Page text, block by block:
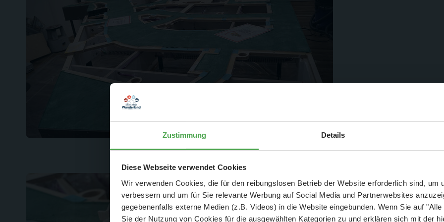
Zustimmung Details
Diese Webseite verwendet Cookies
Wir verwenden Cookies, die für den reibungslosen Betrieb der Website erforderlich sind, um
verbessern und um für Sie relevante Werbung auf Social Media und Partnerwebsites
gegebenenfalls externe Medien (z.B. Videos) in die Website eingebunden. Wenn Sie auf
Sie der Nutzung von Cookies für die ausgewählten Kategorien zu und erklären sich mit der
Auf die dünne
dem Ganzen einen
Aktuelle Mitteilung
Der Spar-Hammer: 25 % Ersparnis bei Große Pötte & kleine
und September - ohne Wartezeit
- Abendliche Hafenrundfahrt/Lichterfahrt 🛥️
- anschließender Wunderland-BesuchOHNEWartezeit 🚂